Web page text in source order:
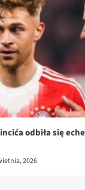
odbiła się
2026